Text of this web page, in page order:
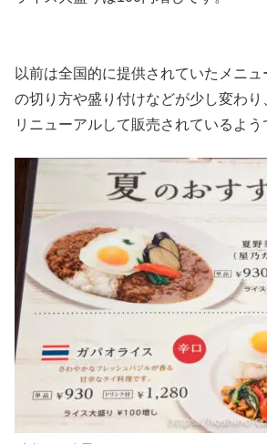
以前は全国的に提供されていたメニ
の切り方や盛り付けなどが少し変わり
リニューアルして販売されているよう